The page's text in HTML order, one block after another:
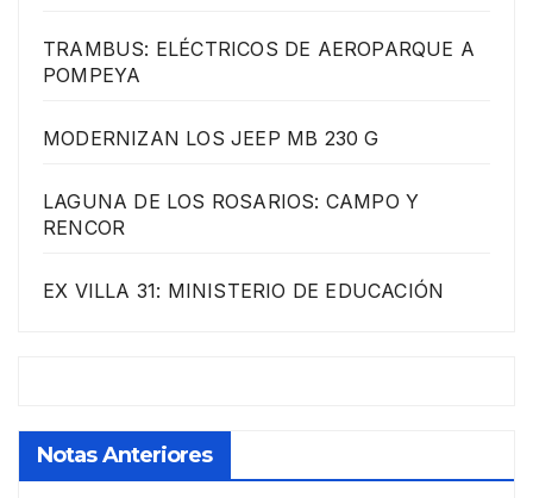
TRAMBUS: ELÉCTRICOS DE AEROPARQUE A
POMPEYA
MODERNIZAN LOS JEEP MB 230 G
LAGUNA DE LOS ROSARIOS: CAMPO Y
RENCOR
EX VILLA 31: MINISTERIO DE EDUCACIÓN
Notas Anteriores